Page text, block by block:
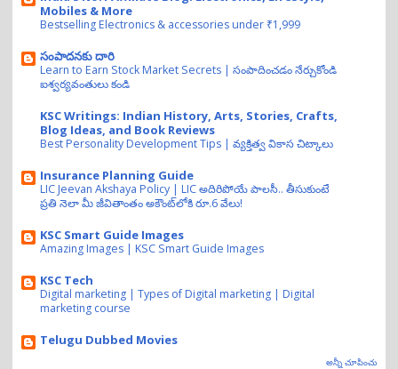
Mobiles & More
Bestselling Electronics & accessories under ₹1,999
సంపాదనకు దారి
Learn to Earn Stock Market Secrets | సంపాదించడం నేర్చుకోండి
ఐశ్వర్యవంతులు కండి
KSC Writings: Indian History, Arts, Stories, Crafts,
Blog Ideas, and Book Reviews
Best Personality Development Tips | వ్యక్తిత్వ వికాస చిట్కాలు
Insurance Planning Guide
LIC Jeevan Akshaya Policy | LIC అదిరిపోయే పాలసీ.. తీసుకుంటే
ప్రతి నెలా మీ జీవితాంతం అకౌంట్‌లోకి రూ.6 వేలు!
KSC Smart Guide Images
Amazing Images | KSC Smart Guide Images
KSC Tech
Digital marketing | Types of Digital marketing | Digital
marketing course
Telugu Dubbed Movies
అన్నీ చూపించు